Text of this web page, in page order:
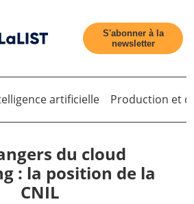
S'abonner à la
newsletter
artificielle Production et
du cloud
: la position de la
CNIL